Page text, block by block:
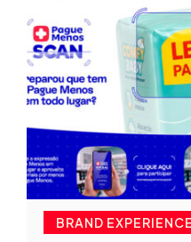
BRAND EXPERIENCE